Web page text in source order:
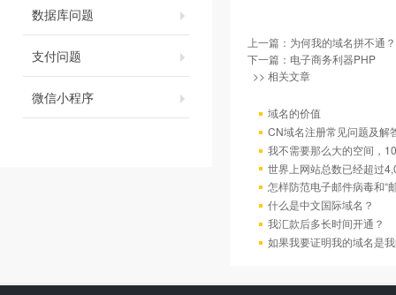
数据库问题
支付问题
微信小程序
上一篇： 为何我的域名拼不通？
下一篇： 电子商务利器PHP
>> 相关文章
域名的价值
CN域名注册常见问题及解
我不需要那么大的空间，
世界上网站总数已经超过
怎样防范电子邮件病毒和“
什么是中文国际域名？
我汇款后多长时间开通？
如果我要证明我的域名是